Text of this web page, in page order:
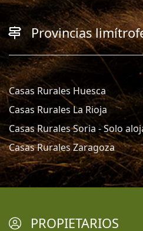
Provincias
Casas Rurales Huesca
Casas Rurales La Rioja
Casas Rurales Soria - Solo
Casas Rurales Zaragoza
PROPIETARIOS